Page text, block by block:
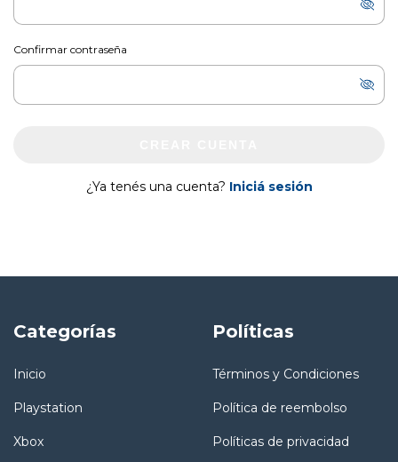
Confirmar contraseña
¿Ya tenés una cuenta? Iniciá sesión
Categorías
Inicio
Playstation
Xbox
Políticas
Términos y Condiciones
Política de reembolso
Políticas de privacidad